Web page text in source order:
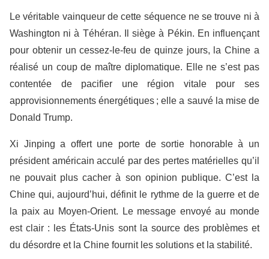
Le véritable vainqueur de cette séquence ne se trouve ni à
Washington ni à Téhéran. Il siège à Pékin. En influençant
pour obtenir un cessez-le-feu de quinze jours, la Chine a
réalisé un coup de maître diplomatique. Elle ne s’est pas
contentée de pacifier une région vitale pour ses
approvisionnements énergétiques ; elle a sauvé la mise de
Donald Trump.
Xi Jinping a offert une porte de sortie honorable à un
président américain acculé par des pertes matérielles qu’il
ne pouvait plus cacher à son opinion publique. C’est la
Chine qui, aujourd’hui, définit le rythme de la guerre et de
la paix au Moyen-Orient. Le message envoyé au monde
est clair : les États-Unis sont la source des problèmes et
du désordre et la Chine fournit les solutions et la stabilité.